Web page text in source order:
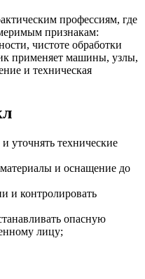
профессиям, где
признакам:
чистоте обработки
применяет машины, узлы,
и техническая
уточнять технические
и оснащение до
и контролировать
опасную
лицу;